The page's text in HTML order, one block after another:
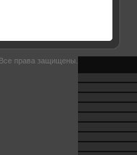
Все права защищены.